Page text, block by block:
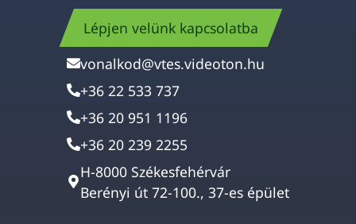
Lépjen velünk kapcsolatba
vonalkod@vtes.videoton.hu
+36 22 533 737
+36 20 951 1196
+36 20 239 2255
H-8000 Székesfehérvár
Berényi út 72-100., 37-es épület